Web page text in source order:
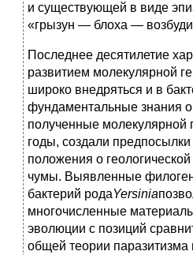
и существующей в виде
«грызун — блоха —
Последнее десятилетие
развитием молекулярной
широко внедряться и в
фундаментальные знания
полученные молекулярной
годы, создали
положения о
чумы. Выявленные
бактерий родаYersinia
многочисленные
эволюции с позиций
общей теории паразитизма